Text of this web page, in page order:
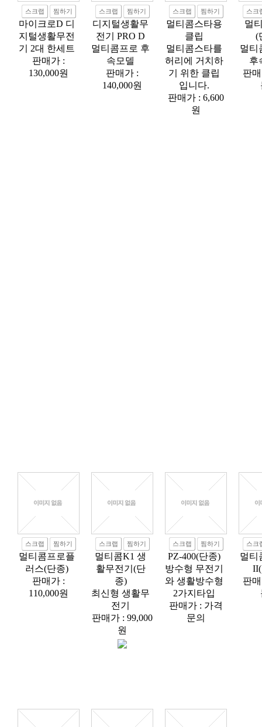
스크랩 찜하기
마이크로D 디
지털생활무전
기 2대 한세트
판매가 :
130,000원
스크랩 찜하기
디지털생활무
전기 PRO D
멀티콤프로 후
속모델
판매가 :
140,000원
스크랩 찜하기
멀티콤스타용
클립
멀티콤스타를
허리에 거치하
기 위한 클립
입니다.
판매가 : 6,600
원
스크
멀
(
멀티
후
판
스크랩 찜하기
멀티콤프로플
러스(단종)
판매가 :
110,000원
스크랩 찜하기
멀티콤K1 생
활무전기(단
종)
최신형 생활무
전기
판매가 : 99,000
원
스크랩 찜하기
PZ-400(단종)
방수형 무전기
와 생활방수형
2가지타입
판매가 : 가격
문의
스크
멀티
판